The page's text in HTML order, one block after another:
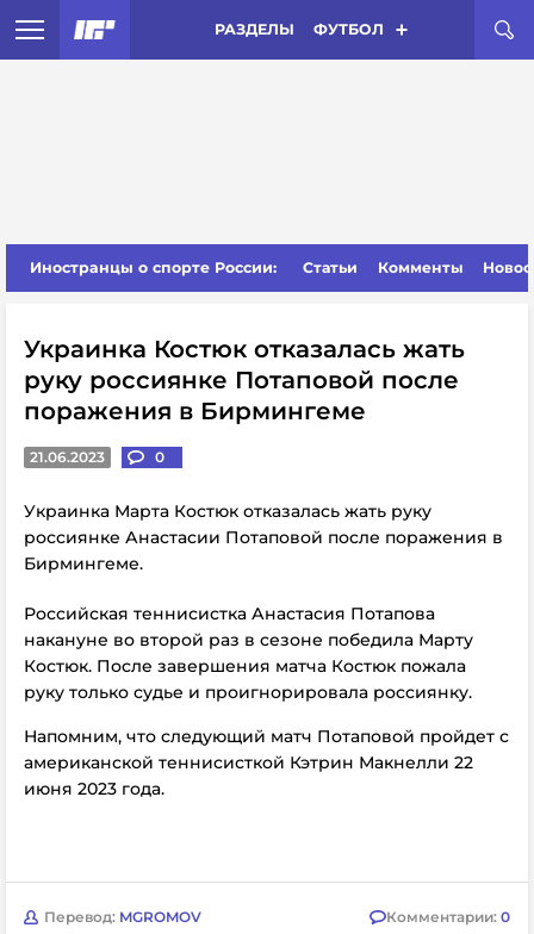
РАЗДЕЛЫ ФУТБОЛ
Иностранцы о спорте России: Статьи Комменты
Украинка Костюк отказалась жать
руку россиянке Потаповой после
поражения в Бирмингеме
21.06.2023 0
Украинка Марта Костюк отказалась жать руку
россиянке Анастасии Потаповой после поражения в
Бирмингеме.
Российская теннисистка Анастасия Потапова
накануне во второй раз в сезоне победила Марту
Костюк. После завершения матча Костюк пожала
руку только судье и проигнорировала россиянку.
Напомним, что следующий матч Потаповой пройдет с
американской теннисисткой Кэтрин Макнелли 22
июня 2023 года.
Перевод: MGROMOV Комментарии: 0